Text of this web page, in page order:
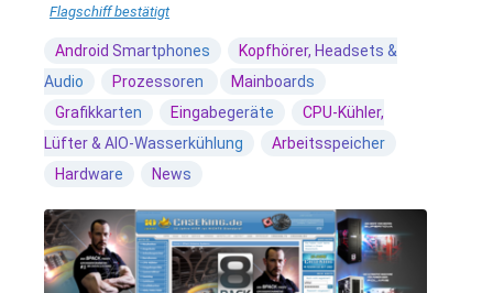
Flagschiff bestätigt
Android Smartphones
Kopfhörer, Headsets &
Audio
Prozessoren
Mainboards
Grafikkarten
Eingabegeräte
CPU-Kühler,
Lüfter & AIO-Wasserkühlung
Arbeitsspeicher
Hardware
News